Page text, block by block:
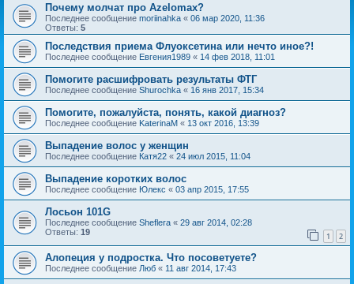
Почему молчат про Azelomax?
Последнее сообщение moriinahka « 06 мар 2020, 11:36
Ответы: 5
Последствия приема Флуоксетина или нечто иное?!
Последнее сообщение Евгения1989 « 14 фев 2018, 11:01
Помогите расшифровать результаты ФТГ
Последнее сообщение Shurochka « 16 янв 2017, 15:34
Помогите, пожалуйста, понять, какой диагноз?
Последнее сообщение KaterinaM « 13 окт 2016, 13:39
Выпадение волос у женщин
Последнее сообщение Катя22 « 24 июл 2015, 11:04
Выпадение коротких волос
Последнее сообщение Юлекс « 03 апр 2015, 17:55
Лосьон 101G
Последнее сообщение Sheflera « 29 авг 2014, 02:28
Ответы: 19 1 2
Алопеция у подростка. Что посоветуете?
Последнее сообщение Люб « 11 авг 2014, 17:43